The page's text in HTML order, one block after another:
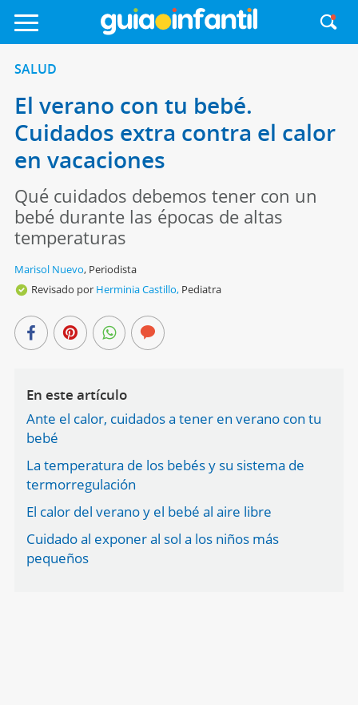
SALUD
El verano con tu bebé.
Cuidados extra contra el calor
en vacaciones
Qué cuidados debemos tener con un
bebé durante las épocas de altas
temperaturas
Marisol Nuevo, Periodista
Revisado por Herminia Castillo, Pediatra
En este artículo
Ante el calor, cuidados a tener en verano con tu
bebé
La temperatura de los bebés y su sistema de
termorregulación
El calor del verano y el bebé al aire libre
Cuidado al exponer al sol a los niños más
pequeños